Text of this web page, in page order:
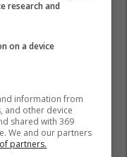
research and
on a device
information from
and other device
shared with 369
We and our partners
partners.